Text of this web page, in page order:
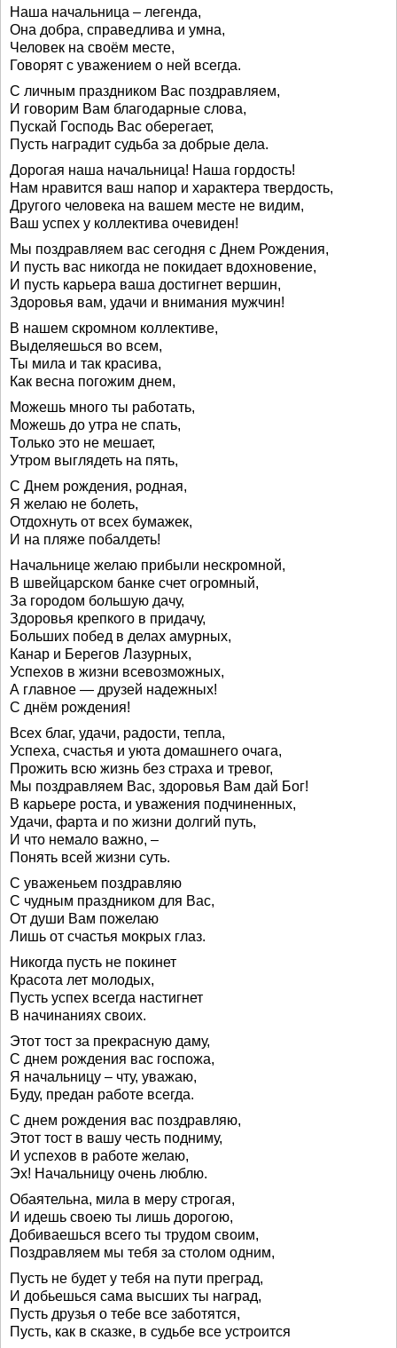
Наша начальница – легенда,
Она добра, справедлива и умна,
Человек на своём месте,
Говорят с уважением о ней всегда.
С личным праздником Вас поздравляем,
И говорим Вам благодарные слова,
Пускай Господь Вас оберегает,
Пусть наградит судьба за добрые дела.
Дорогая наша начальница! Наша гордость!
Нам нравится ваш напор и характера твердость,
Другого человека на вашем месте не видим,
Ваш успех у коллектива очевиден!
Мы поздравляем вас сегодня с Днем Рождения,
И пусть вас никогда не покидает вдохновение,
И пусть карьера ваша достигнет вершин,
Здоровья вам, удачи и внимания мужчин!
В нашем скромном коллективе,
Выделяешься во всем,
Ты мила и так красива,
Как весна погожим днем,
Можешь много ты работать,
Можешь до утра не спать,
Только это не мешает,
Утром выглядеть на пять,
С Днем рождения, родная,
Я желаю не болеть,
Отдохнуть от всех бумажек,
И на пляже побалдеть!
Начальнице желаю прибыли нескромной,
В швейцарском банке счет огромный,
За городом большую дачу,
Здоровья крепкого в придачу,
Больших побед в делах амурных,
Канар и Берегов Лазурных,
Успехов в жизни всевозможных,
А главное — друзей надежных!
С днём рождения!
Всех благ, удачи, радости, тепла,
Успеха, счастья и уюта домашнего очага,
Прожить всю жизнь без страха и тревог,
Мы поздравляем Вас, здоровья Вам дай Бог!
В карьере роста, и уважения подчиненных,
Удачи, фарта и по жизни долгий путь,
И что немало важно, –
Понять всей жизни суть.
С уваженьем поздравляю
С чудным праздником для Вас,
От души Вам пожелаю
Лишь от счастья мокрых глаз.
Никогда пусть не покинет
Красота лет молодых,
Пусть успех всегда настигнет
В начинаниях своих.
Этот тост за прекрасную даму,
С днем рождения вас госпожа,
Я начальницу – чту, уважаю,
Буду, предан работе всегда.
С днем рождения вас поздравляю,
Этот тост в вашу честь подниму,
И успехов в работе желаю,
Эх! Начальницу очень люблю.
Обаятельна, мила в меру строгая,
И идешь своею ты лишь дорогою,
Добиваешься всего ты трудом своим,
Поздравляем мы тебя за столом одним,
Пусть не будет у тебя на пути преград,
И добьешься сама высших ты наград,
Пусть друзья о тебе все заботятся,
Пусть, как в сказке, в судьбе все устроится